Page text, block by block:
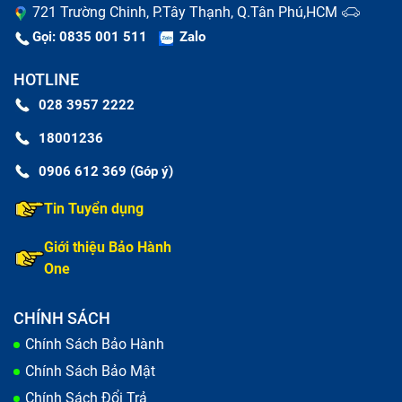
có thể yên tâm tập trung làm việc, nâng cao năng suất
trong thời gian dài và hiệu quả hơn, tiết kiệm thời gian
cho bạn và có thể làm việc ở bất cứ đâu mà không
phải lo nghĩ việc tìm ổ cắm điện.
Thêm một lý do nữa vì nếu bạn không thay pin sớm, để
lâu có thể dẫn tới hỏng các bộ phận khác như
tiền hơn để sửa chữa laptop Dell Latitude E6230.
721 Trường Chinh, P.Tây Thạnh, Q.Tân Phú,HCM
Gọi: 0835 001 511 Zalo
HOTLINE
028 3957 2222
18001236
0906 612 369 (Góp ý)
Tin Tuyển dụng
Giới thiệu Bảo Hành
One
CHÍNH SÁCH
Chính Sách Bảo Hành
Chính Sách Bảo Mật
Chính Sách Đổi Trả